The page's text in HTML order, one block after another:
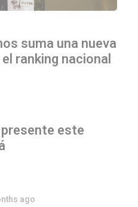
suma una nueva
ranking nacional
este
ago